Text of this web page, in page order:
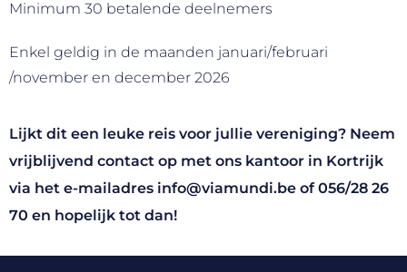
Minimum 30 betalende deelnemers
Enkel geldig in de maanden januari/februari
/november en december 2026
Lijkt dit een leuke reis voor jullie vereniging? Neem
vrijblijvend contact op met ons kantoor in Kortrijk
via het e-mailadres info@viamundi.be of056/28 26
70 en hopelijk tot dan!